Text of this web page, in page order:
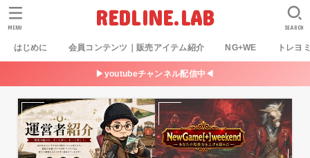
REDLINE.LAB
はじめに 会員コンテンツ｜販売アイテム紹介 NG+WE トレヨ
SEARCH
MENU
▶youtubeチャンネル配信中◀